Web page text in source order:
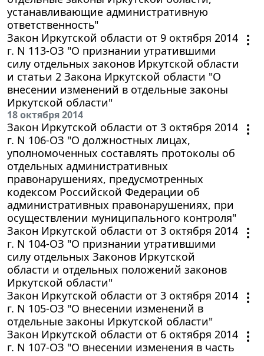
устанавливающие административную
ответственность"
Закон Иркутской области от 9 октября 2014
г. N 113-ОЗ "О признании утратившими
силу отдельных законов Иркутской области
и статьи 2 Закона Иркутской области "О
внесении изменений в отдельные законы
Иркутской области"
18 октября 2014
Закон Иркутской области от 3 октября 2014
г. N 106-ОЗ "О должностных лицах,
уполномоченных составлять протоколы об
отдельных административных
правонарушениях, предусмотренных
кодексом Российской Федерации об
административных правонарушениях, при
осуществлении муниципального контроля"
Закон Иркутской области от 3 октября 2014
г. N 104-ОЗ "О признании утратившими
силу отдельных Законов Иркутской
области и отдельных положений законов
Иркутской области"
Закон Иркутской области от 3 октября 2014
г. N 105-ОЗ "О внесении изменений в
отдельные законы Иркутской области"
Закон Иркутской области от 6 октября 2014
г. N 107-ОЗ "О внесении изменения в часть